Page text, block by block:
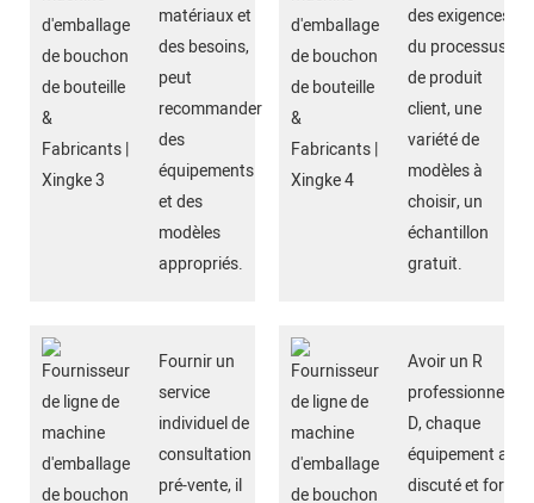
matériaux et
des besoins,
peut
recommander
des
équipements
et des
modèles
appropriés.
des exigences
du processus
de produit
client, une
variété de
modèles à
choisir, un
échantillon
gratuit.
Fournir un
service
individuel de
consultation
pré-vente, il
Avoir un R
D, chaque
équipement a été
discuté et